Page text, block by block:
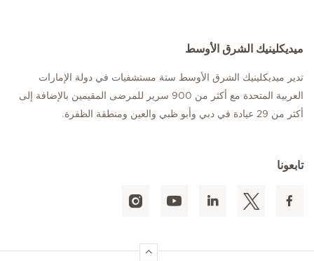
ميديكلينيك الشرق الأوسط
تدير ميديكلينيك الشرق الأوسط ستة مستشفيات في دولة الإمارات
العربية المتحدة مع أكثر من 900 سرير للمرضى المقيمين بالإضافة إلى
أكثر من 29 عيادة في دبي وأبو ظبي والعين ومنطقة الظفرة.
تابعونا